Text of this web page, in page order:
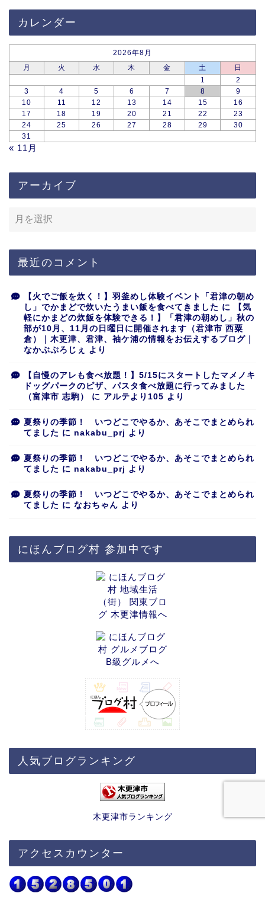
カレンダー
2026年8月
月
火 水 木 金 土
日
1
2
3
4 5 6 7 8
9
10
11 12 13 14 15
16
17
18 19 20 21 22
23
24
25 26 27 28 29
30
31
« 11月
アーカイブ
最近のコメント
【火でご飯を炊く！】羽釜めし体験イベント「君津の朝め
し」でかまどで炊いたうまい飯を食べてきました に
【気
軽にかまどの炊飯を体験できる！】「君津の朝めし」秋の
部が10月、11月の日曜日に開催されます（君津市 西粟
倉）｜木更津、君津、袖ケ浦の情報をお伝えするブログ｜
なかぶぷろじぇ
より
【自慢のアレも食べ放題！】5/15にスタートしたマメノキ
ドッグパークのピザ、パスタ食べ放題に行ってみました
（富津市 志駒）
に アルテより105 より
夏祭りの季節！ いつどこでやるか、あそこでまとめられ
てました に nakabu_prj より
夏祭りの季節！ いつどこでやるか、あそこでまとめられ
てました に nakabu_prj より
夏祭りの季節！ いつどこでやるか、あそこでまとめられ
てました に なおちゃん より
にほんブログ村 参加中です
人気ブログランキング
木更津市ランキング
アクセスカウンター